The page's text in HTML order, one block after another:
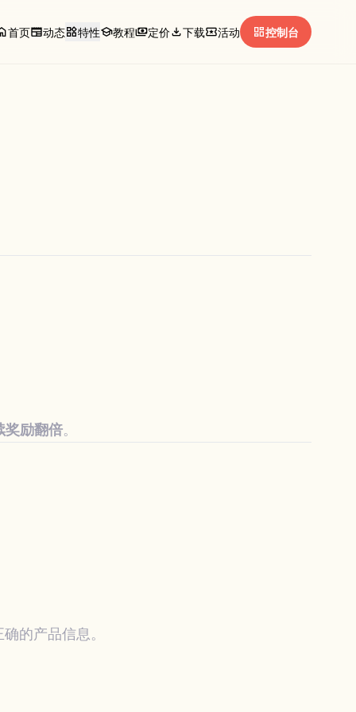
首页newspaper动态widgets特性school教程payments定价download下载local_activity活动 dashboard控制台
奖励翻倍。
的产品信息。